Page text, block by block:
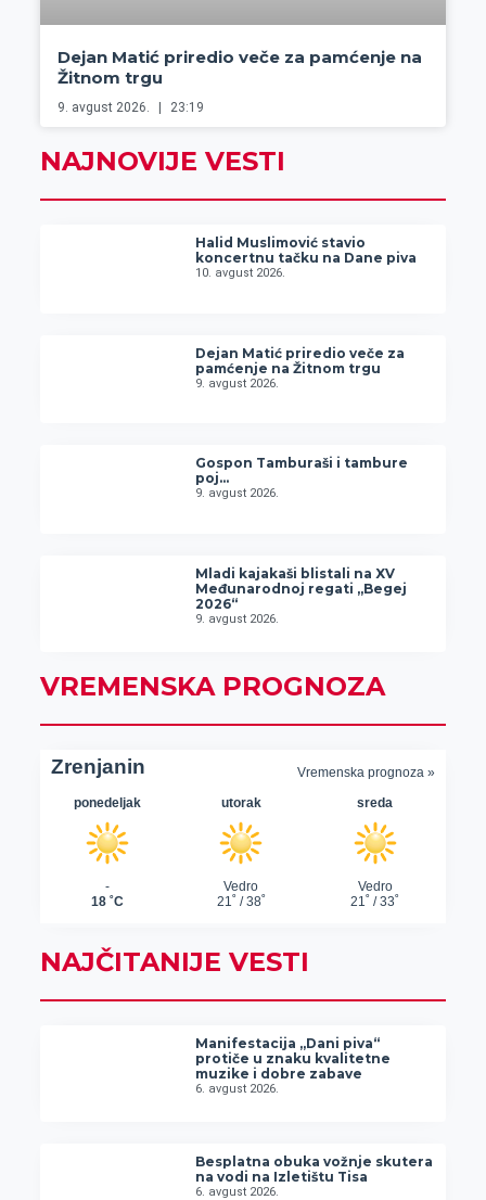
Dejan Matić priredio veče za pamćenje na
Žitnom trgu
9. avgust 2026. 23:19
NAJNOVIJE VESTI
Halid Muslimović stavio
koncertnu tačku na Dane piva
10. avgust 2026.
Dejan Matić priredio veče za
pamćenje na Žitnom trgu
9. avgust 2026.
Gospon Tamburaši i tambure
poj…
9. avgust 2026.
Mladi kajakaši blistali na XV
Međunarodnoj regati „Begej
2026“
9. avgust 2026.
VREMENSKA PROGNOZA
NAJČITANIJE VESTI
Manifestacija „Dani piva“
protiče u znaku kvalitetne
muzike i dobre zabave
6. avgust 2026.
Besplatna obuka vožnje skutera
na vodi na Izletištu Tisa
6. avgust 2026.